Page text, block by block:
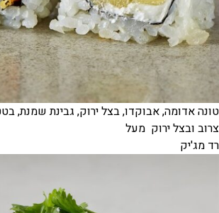
טונה אדומה, אבוקדו, בצל ירוק, גבינת שמנת,
צרוב ובצל ירוק מעל
רד מג'יק